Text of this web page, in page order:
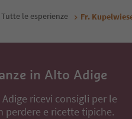
Tutte le esperienze Fr.
in Alto Adige
ricevi consigli per le
perdere e ricette tipiche.